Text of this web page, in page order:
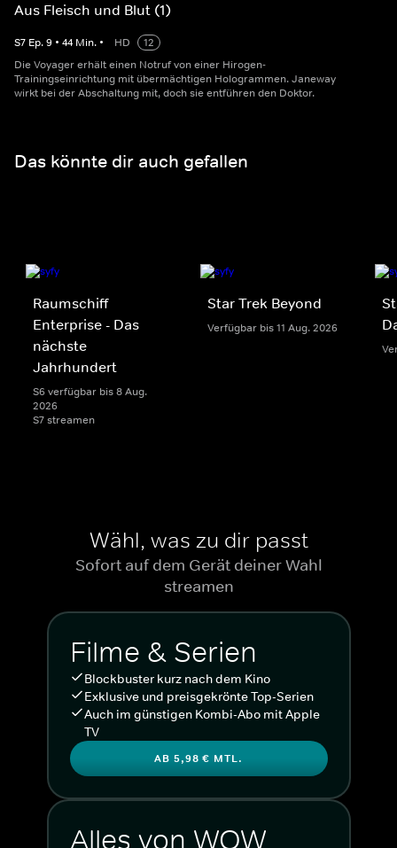
Aus Fleisch und Blut (1)
S7 Ep.9 • 44 Min. • HD
12
Die Voyager erhält einen Notruf von einer Hirogen-
Trainingseinrichtung mit übermächtigen Hologrammen. Janeway
wirkt bei der Abschaltung mit, doch sie entführen den Doktor.
Das könnte dir auch gefallen
Raumschiff
Enterprise - Das
nächste
Jahrhundert
S6 verfügbar bis 8 Aug.
2026
S7 streamen
Star Trek Beyond
Verfügbar bis 11 Aug. 2026
Wähl, was zu dir passt
Sofort auf dem Gerät deiner Wahl
streamen
Filme & Serien
Blockbuster kurz nach dem Kino
Exklusive und preisgekrönte Top-Serien
Auch im günstigen Kombi-Abo mit Apple
TV
AB 5,98 € MTL.
Alles von WOW